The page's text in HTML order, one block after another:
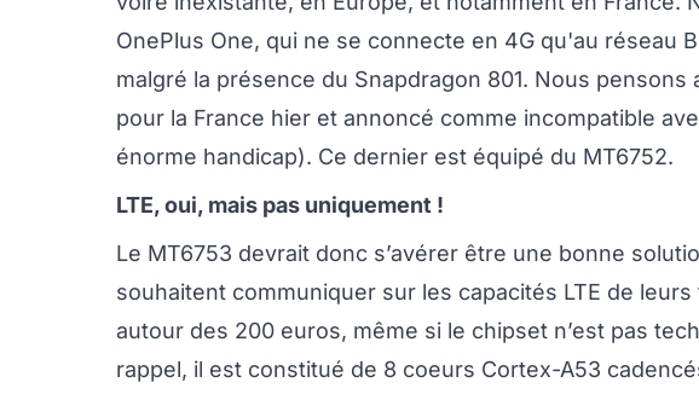
OnePlus One, qui ne se connecte en 4G qu'au réseau
malgré la présence du Snapdragon 801. Nous pensons
pour la France hier et annoncé comme incompatible
énorme handicap). Ce dernier est équipé du MT6752.
LTE, oui, mais pas uniquement !
Le MT6753 devrait donc s’avérer être une bonne
souhaitent communiquer sur les capacités LTE de
autour des 200 euros, même si le chipset n’est pas
rappel, il est constitué de 8 coeurs Cortex-A53